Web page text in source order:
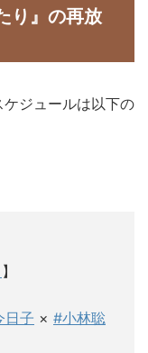
り』の再放
ジュールは以下の
】
日子 × #小林聡